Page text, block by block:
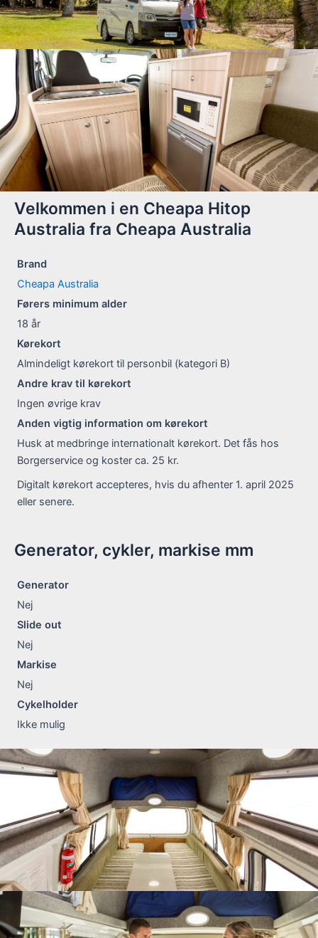
Velkommen i en Cheapa Hitop
Australia fra Cheapa Australia
Brand
Cheapa Australia
Førers minimum alder
18 år
Kørekort
Almindeligt kørekort til personbil (kategori B)
Andre krav til kørekort
Ingen øvrige krav
Anden vigtig information om kørekort
Husk at medbringe internationalt kørekort. Det fås hos
Borgerservice og koster ca. 25 kr.
Digitalt kørekort accepteres, hvis du afhenter 1. april 2025
eller senere.
Generator, cykler, markise mm
Generator
Nej
Slide out
Nej
Markise
Nej
Cykelholder
Ikke mulig